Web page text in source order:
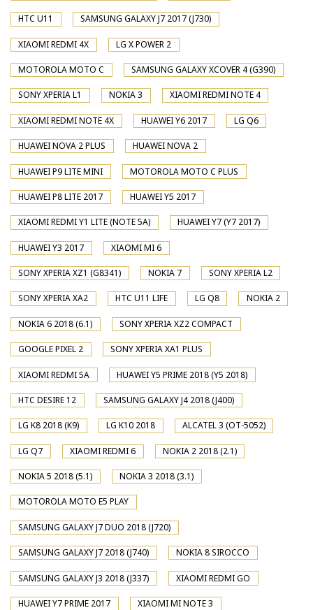
HTC U11 SAMSUNG GALAXY J7 2017 (J730)
XIAOMI REDMI 4X LG X POWER 2
MOTOROLA MOTO C SAMSUNG GALAXY XCOVER 4 (G390)
SONY XPERIA L1 NOKIA 3 XIAOMI REDMI NOTE 4
XIAOMI REDMI NOTE 4X HUAWEI Y6 2017 LG Q6
HUAWEI NOVA 2 PLUS HUAWEI NOVA 2
HUAWEI P9 LITE MINI MOTOROLA MOTO C PLUS
HUAWEI P8 LITE 2017 HUAWEI Y5 2017
XIAOMI REDMI Y1 LITE (NOTE 5A) HUAWEI Y7 (Y7 2017)
HUAWEI Y3 2017 XIAOMI MI 6
SONY XPERIA XZ1 (G8341) NOKIA 7 SONY XPERIA L2
SONY XPERIA XA2 HTC U11 LIFE LG Q8 NOKIA 2
NOKIA 6 2018 (6.1) SONY XPERIA XZ2 COMPACT
GOOGLE PIXEL 2 SONY XPERIA XA1 PLUS
XIAOMI REDMI 5A HUAWEI Y5 PRIME 2018 (Y5 2018)
HTC DESIRE 12 SAMSUNG GALAXY J4 2018 (J400)
LG K8 2018 (K9) LG K10 2018 ALCATEL 3 (OT-5052)
LG Q7 XIAOMI REDMI 6 NOKIA 2 2018 (2.1)
NOKIA 5 2018 (5.1) NOKIA 3 2018 (3.1)
MOTOROLA MOTO E5 PLAY
SAMSUNG GALAXY J7 DUO 2018 (J720)
SAMSUNG GALAXY J7 2018 (J740) NOKIA 8 SIROCCO
SAMSUNG GALAXY J3 2018 (J337) XIAOMI REDMI GO
HUAWEI Y7 PRIME 2017 XIAOMI MI NOTE 3